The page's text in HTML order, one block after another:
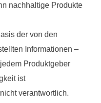
nachhaltige Produkte
der von den
Informationen –
Produktgeber
ist
verantwortlich.